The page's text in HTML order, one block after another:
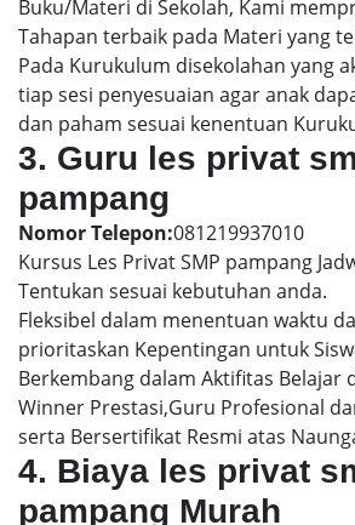
Buku/Materi di Sekolah, Kami
Tahapan terbaik pada Materi yang
Pada Kurukulum disekolahan yang
tiap sesi penyesuaian agar anak
dan paham sesuai kenentuan
3. Guru les privat
pampang
Nomor Telepon:081219937010
Kursus Les Privat SMP pampang
Tentukan sesuai kebutuhan anda.
Fleksibel dalam menentuan waktu
prioritaskan Kepentingan untuk
Berkembang dalam Aktifitas Belajar
Winner Prestasi,Guru Profesional
serta Bersertifikat Resmi atas
4. Biaya les privat
pampang Murah